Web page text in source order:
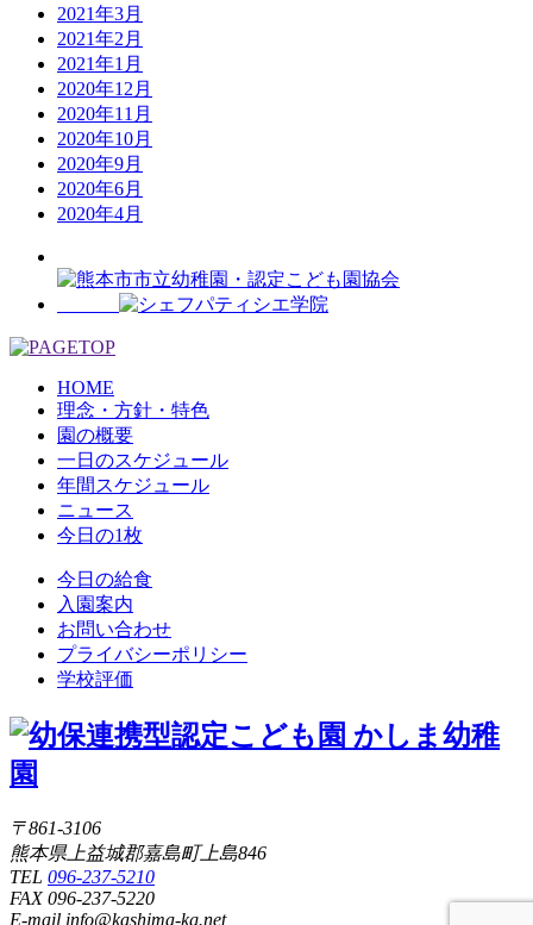
2021年3月
2021年2月
2021年1月
2020年12月
2020年11月
2020年10月
2020年9月
2020年6月
2020年4月
HOME
理念・方針・特色
園の概要
一日のスケジュール
年間スケジュール
ニュース
今日の1枚
今日の給食
入園案内
お問い合わせ
プライバシーポリシー
学校評価
〒861-3106
熊本県上益城郡嘉島町上島846
TEL 096-237-5210
FAX 096-237-5220
E-mail info@kashima-kg.net